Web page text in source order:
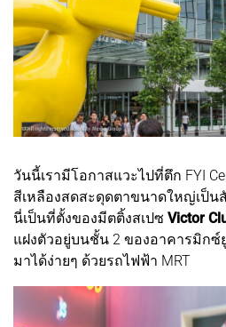
วันนี้เรามีโอกาสแวะไปที่ตึก FYI
สีเหลืองสดสะดุดตาขนาดใหญ่เป็
นี่เป็นที่ตั้งของมีตติ้งสเปซ Victor
แฝงตัวอยู่บนชั้น 2 ของอาคารมิกซ์
มาได้ง่ายๆ ด้วยรถไฟฟ้า MRT